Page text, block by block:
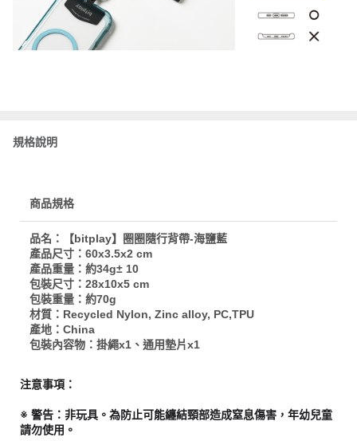
規格說明
商品規格
品名：【bitplay】圈圈隨行背帶-海鹽藍
產品尺寸：60x3.5x2 cm
產品重量：約34g± 10
包裝尺寸：28x10x5 cm
包裝重量：約70g
材質：Recycled Nylon, Zinc alloy, PC,TPU
產地：China
包裝內容物：掛繩x1、通用墊片x1
注意事項：
※ 警告：非玩具。為防止可能纏結頸部造成窒息傷害，年幼兒童
請勿使用。